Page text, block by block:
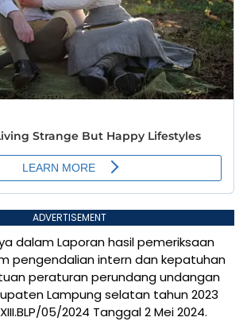
ADVERTISEMENT
dalam Laporan hasil pemeriksaan
pengendalian intern dan kepatuhan
peraturan perundang undangan
Lampung selatan tahun 2023
05/2024 Tanggal 2 Mei 2024.